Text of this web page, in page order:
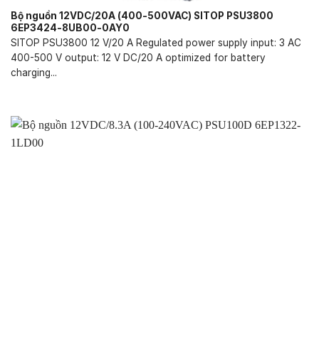
Bộ nguồn 12VDC/20A (400-500VAC) SITOP PSU3800
6EP3424-8UB00-0AY0
SITOP PSU3800 12 V/20 A Regulated power supply input: 3 AC
400-500 V output: 12 V DC/20 A optimized for battery
charging...